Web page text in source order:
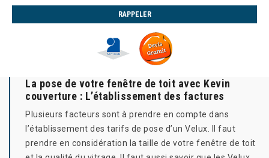
La pose de votre fenêtre de toit avec Kevin
couverture : L’établissement des factures
Plusieurs facteurs sont à prendre en compte dans
l’établissement des tarifs de pose d’un Velux. Il faut
prendre en considération la taille de votre fenêtre de toit